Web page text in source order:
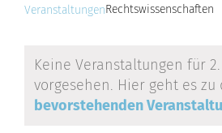
VeranstaltungenRechtswissenschaften
für
2.
Hinweis
Keine Veranstaltungen für
vorgesehen. Hier geht es zu
bevorstehenden